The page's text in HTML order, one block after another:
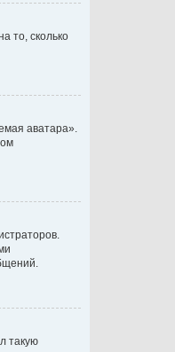
то, сколько
аватара».
такую